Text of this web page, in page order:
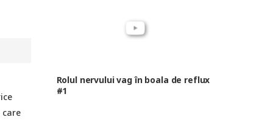
Rolul nervului vag în boala de reflux
#1